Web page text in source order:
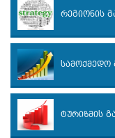
რეგიონის
სამოქმედო
ტურიზმის